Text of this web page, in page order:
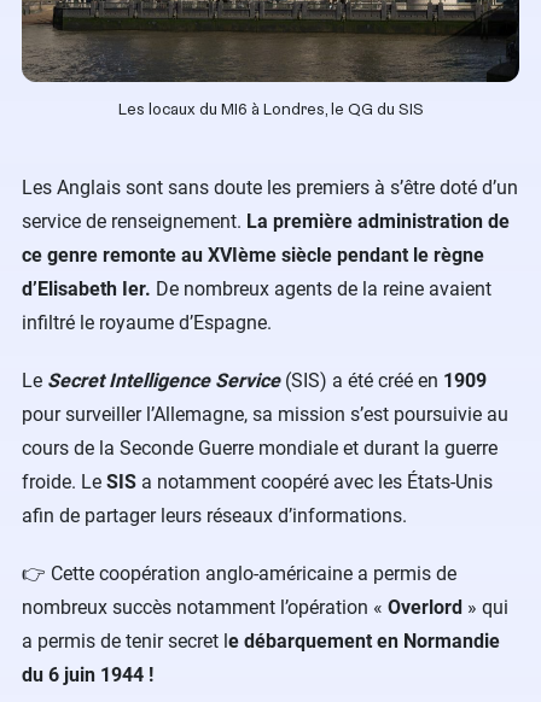
Les locaux du MI6 à Londres, le QG du SIS
Les Anglais sont sans doute les premiers à s’être doté d’un
service de renseignement. La première administration de
ce genre remonte au XVIème siècle pendant le règne
d’Elisabeth Ier. De nombreux agents de la reine avaient
infiltré le royaume d’Espagne.
Le Secret Intelligence Service (SIS) a été créé en 1909
pour surveiller l’Allemagne, sa mission s’est poursuivie au
cours de la Seconde Guerre mondiale et durant la guerre
froide. Le SIS a notamment coopéré avec les États-Unis
afin de partager leurs réseaux d’informations.
👉 Cette coopération anglo-américaine a permis de
nombreux succès notamment l’opération « Overlord » qui
a permis de tenir secret le débarquement en Normandie
du 6 juin 1944 !